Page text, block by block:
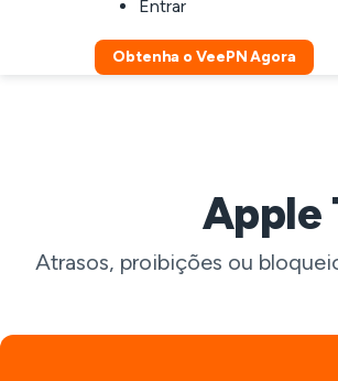
Entrar
Obtenha o VeePN Agora
Apple
Atrasos, proibições ou